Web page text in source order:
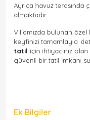
Ayrıca havuz terasında
almaktadır.
Villamızda bulunan özel
keyfinizi tamamlayıcı
tatil için ihtiyacınız
güvenli bir tatil imkanı
Ek Bilgiler